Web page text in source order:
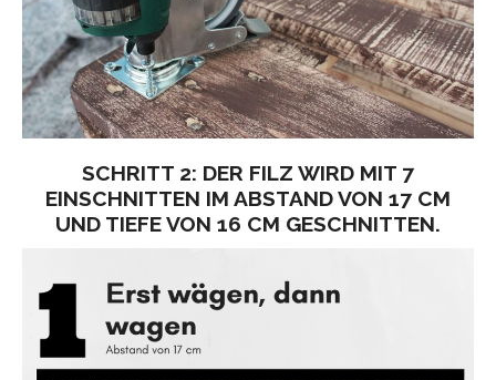
SCHRITT 2: DER FILZ WIRD MIT 7
EINSCHNITTEN IM ABSTAND VON 17 CM
UND TIEFE VON 16 CM GESCHNITTEN.